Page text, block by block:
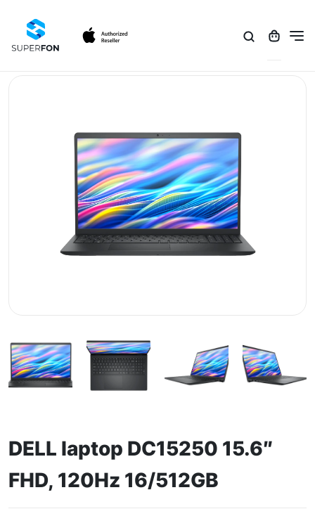
DELL laptop DC15250 15.6″
FHD, 120Hz 16/512GB